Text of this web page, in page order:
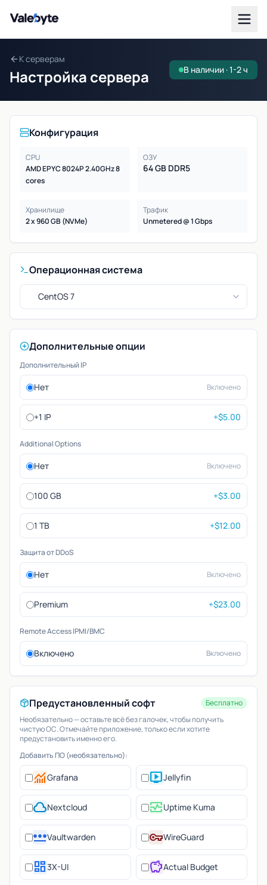
Valebyte
К серверам
Настройка сервера В наличии · 1-2 ч
Конфигурация
CPU
AMD EPYC 8024P 2.40GHz 8
cores
ОЗУ
64 GB DDR5
Хранилище
2 x 960 GB (NVMe)
Трафик
Unmetered @ 1 Gbps
Операционная система
CentOS 7
Дополнительные опции
Дополнительный IP
Нет Включено
+1 IP +$5.00
Additional Options
Нет Включено
100 GB +$3.00
1 TB +$12.00
Защита от DDoS
Нет Включено
Premium +$23.00
Remote Access IPMI/BMC
Включено Включено
Предустановленный софт
Бесплатно
Необязательно — оставьте всё без галочек, чтобы получить
чистую ОС. Отмечайте приложение, только если хотите
предустановить именно его.
Добавить ПО (необязательно):
monitoringGrafana live_tvJellyfin
cloudNextcloud monitor_heartUptime Kuma
passwordVaultwarden vpn_keyWireGuard
dashboard3X-UI savingsActual Budget